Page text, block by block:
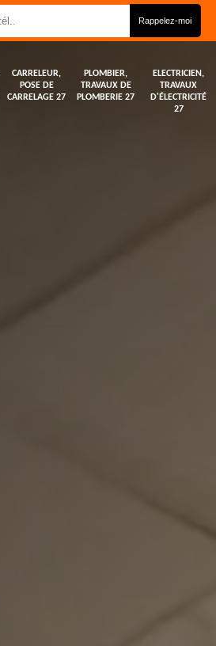
CARRELEUR,
POSE DE
CARRELAGE 27
PLOMBIER,
TRAVAUX DE
PLOMBERIE 27
ELECTRICIEN,
TRAVAUX
D'ÉLECTRICITÉ
27